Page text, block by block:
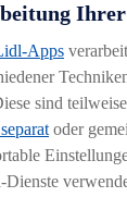
Aufgaben
Apps
sind
oder